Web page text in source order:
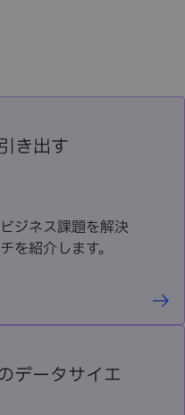
き出す
ジネス課題を解決
を紹介します。
データサイエ